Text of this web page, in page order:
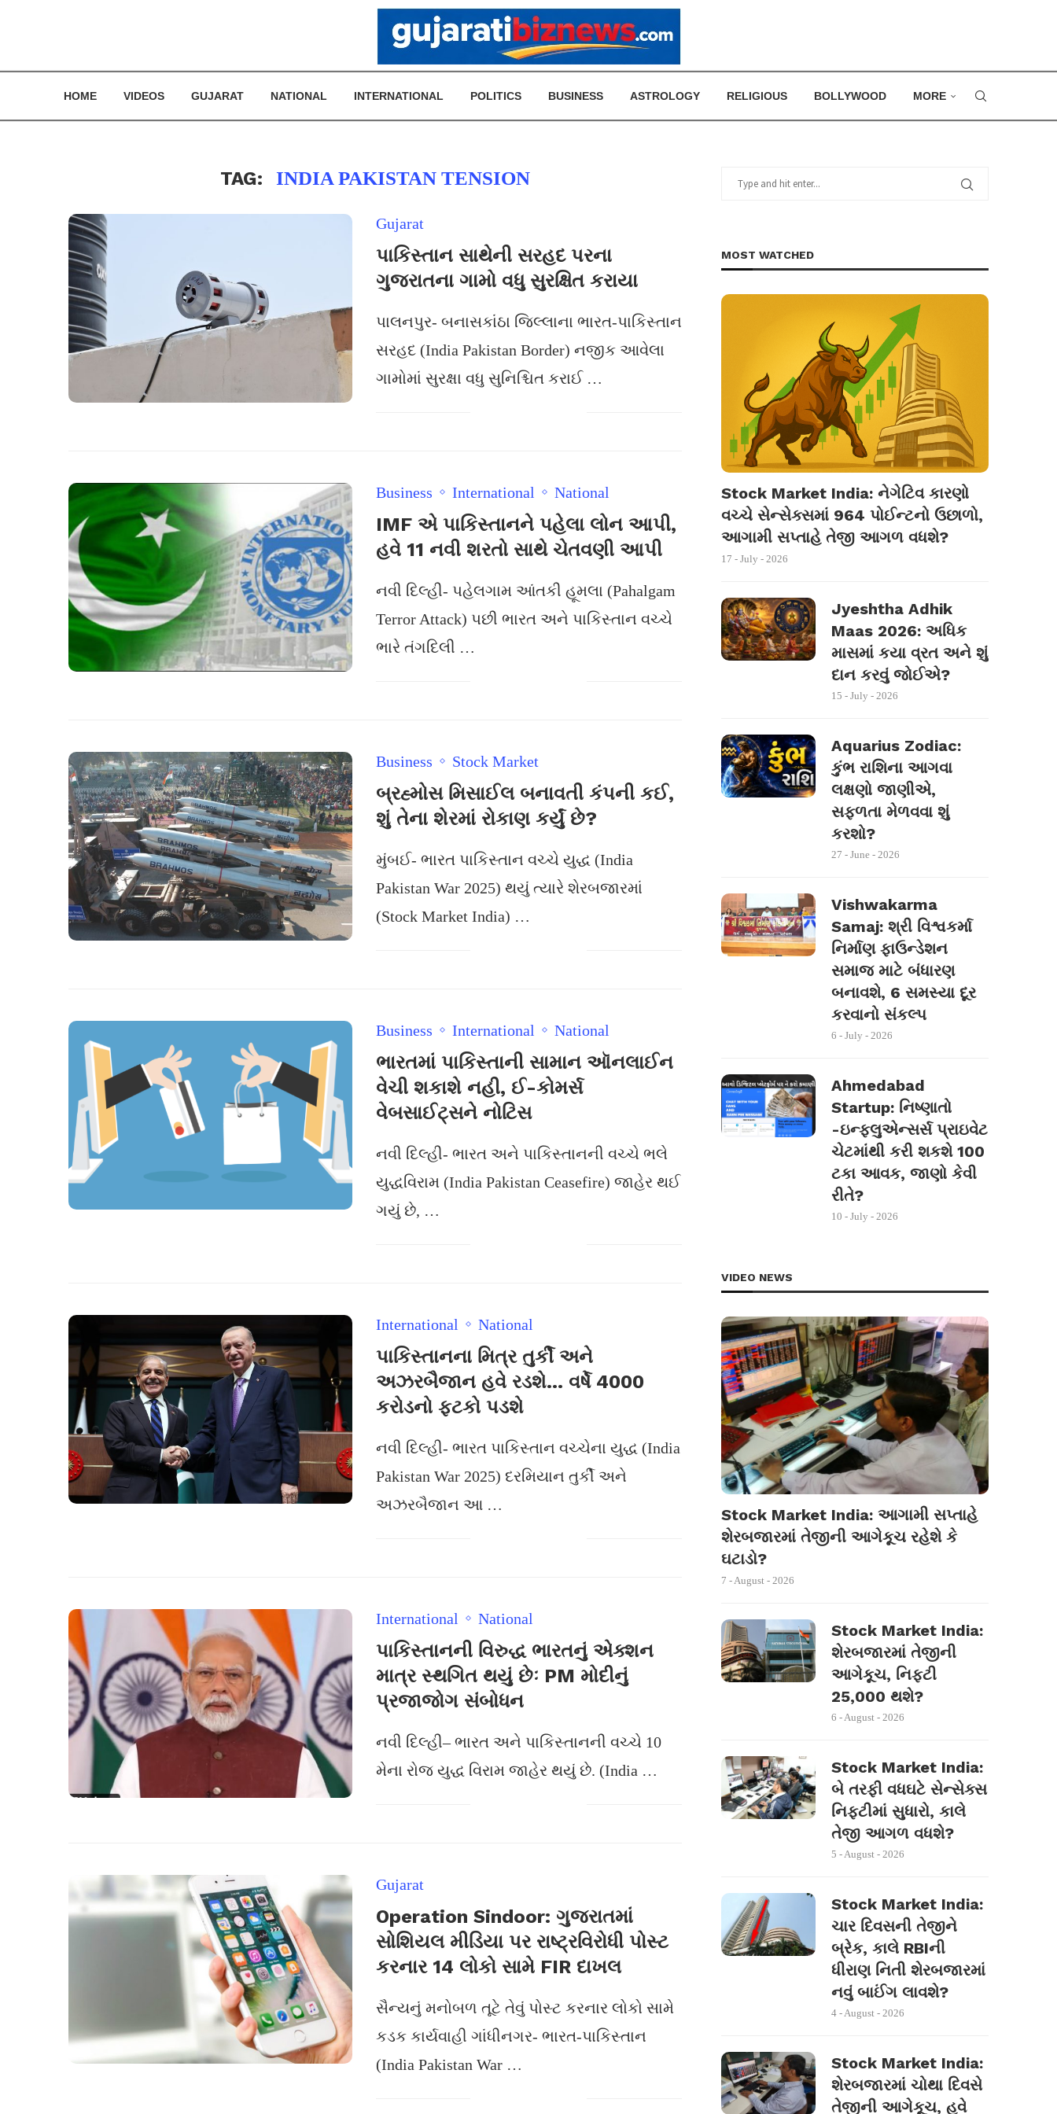
HOME VIDEOS GUJARAT NATIONAL INTERNATIONAL POLITICS BUSINESS ASTROLOGY RELIGIOUS BOLLYWOOD MORE
TAG: INDIA PAKISTAN TENSION
Gujarat
પાકિસ્તાન સાથેની સરહદ પરના
ગુજરાતના ગામો વધુ સુરક્ષિત કરાયા
પાલનપુર- બનાસકાંઠા જિલ્લાના ભારત-પાકિસ્તાન
સરહદ (India Pakistan Border) નજીક આવેલા
ગામોમાં સુરક્ષા વધુ સુનિશ્ચિત કરાઈ …
Business International National
IMF એ પાકિસ્તાનને પહેલા લોન આપી,
હવે 11 નવી શરતો સાથે ચેતવણી આપી
નવી દિલ્હી- પહેલગામ આંતકી હૂમલા (Pahalgam
Terror Attack) પછી ભારત અને પાકિસ્તાન વચ્ચે
ભારે તંગદિલી …
Business Stock Market
બ્રહ્મોસ મિસાઈલ બનાવતી કંપની કઈ,
શું તેના શેરમાં રોકાણ કર્યું છે?
મુંબઈ- ભારત પાકિસ્તાન વચ્ચે યુદ્ધ (India
Pakistan War 2025) થયું ત્યારે શેરબજારમાં
(Stock Market India) …
Business International National
ભારતમાં પાકિસ્તાની સામાન ઑનલાઈન
વેચી શકાશે નહી, ઈ-કોમર્સ
વેબસાઈટ્સને નોટિસ
નવી દિલ્હી- ભારત અને પાકિસ્તાનની વચ્ચે ભલે
યુદ્ધવિરામ (India Pakistan Ceasefire) જાહેર થઈ
ગયું છે, …
International National
પાકિસ્તાનના મિત્ર તુર્કી અને
અઝરબૈજાન હવે રડશે… વર્ષે 4000
કરોડનો ફટકો પડશે
નવી દિલ્હી- ભારત પાકિસ્તાન વચ્ચેના યુદ્ધ (India
Pakistan War 2025) દરમિયાન તુર્કી અને
અઝરબૈજાન આ …
International National
પાકિસ્તાનની વિરુદ્ધ ભારતનું એક્શન
માત્ર સ્થગિત થયું છેઃ PM મોદીનું
પ્રજાજોગ સંબોધન
નવી દિલ્હી– ભારત અને પાકિસ્તાનની વચ્ચે 10
મેના રોજ યુદ્ધ વિરામ જાહેર થયું છે. (India …
Gujarat
Operation Sindoor: ગુજરાતમાં
સોશિયલ મીડિયા પર રાષ્ટ્રવિરોધી પોસ્ટ
કરનાર 14 લોકો સામે FIR દાખલ
સૈન્યનું મનોબળ તૂટે તેવું પોસ્ટ કરનાર લોકો સામે
કડક કાર્યવાહી ગાંધીનગર- ભારત-પાકિસ્તાન
(India Pakistan War …
MOST WATCHED
Stock Market India: નેગેટિવ કારણો
વચ્ચે સેન્સેક્સમાં 964 પોઈન્ટનો ઉછાળો,
આગામી સપ્તાહે તેજી આગળ વધશે?
17 - July - 2026
Jyeshtha Adhik
Maas 2026: અધિક
માસમાં કયા વ્રત અને શું
દાન કરવું જોઈએ?
15 - July - 2026
Aquarius Zodiac:
કુંભ રાશિના આગવા
લક્ષણો જાણીએ,
સફળતા મેળવવા શું
કરશો?
27 - June - 2026
Vishwakarma
Samaj: શ્રી વિશ્વકર્મા
નિર્માણ ફાઉન્ડેશન
સમાજ માટે બંધારણ
બનાવશે, 6 સમસ્યા દૂર
કરવાનો સંકલ્પ
6 - July - 2026
Ahmedabad
Startup: નિષ્ણાતો
-ઇન્ફ્લુએન્સર્સ પ્રાઇવેટ
ચેટમાંથી કરી શકશે 100
ટકા આવક, જાણો કેવી
રીતે?
10 - July - 2026
VIDEO NEWS
Stock Market India: આગામી સપ્તાહે
શેરબજારમાં તેજીની આગેકૂચ રહેશે કે
ઘટાડો?
7 - August - 2026
Stock Market India:
શેરબજારમાં તેજીની
આગેકૂચ, નિફ્ટી
25,000 થશે?
6 - August - 2026
Stock Market India:
બે તરફી વધઘટે સેન્સેક્સ
નિફ્ટીમાં સુધારો, કાલે
તેજી આગળ વધશે?
5 - August - 2026
Stock Market India:
ચાર દિવસની તેજીને
બ્રેક, કાલે RBIની
ધીરાણ નિતી શેરબજારમાં
નવું બાઈંગ લાવશે?
4 - August - 2026
Stock Market India:
શેરબજારમાં ચોથા દિવસે
તેજીની આગેકૂચ, હવે